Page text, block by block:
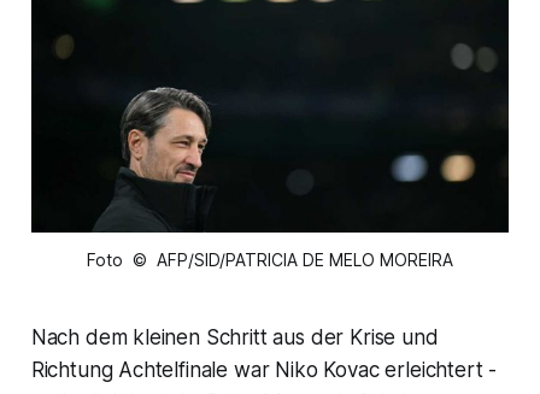
Foto © AFP/SID/PATRICIA DE MELO MOREIRA
Nach dem kleinen Schritt aus der Krise und
Richtung Achtelfinale war Niko Kovac erleichtert -